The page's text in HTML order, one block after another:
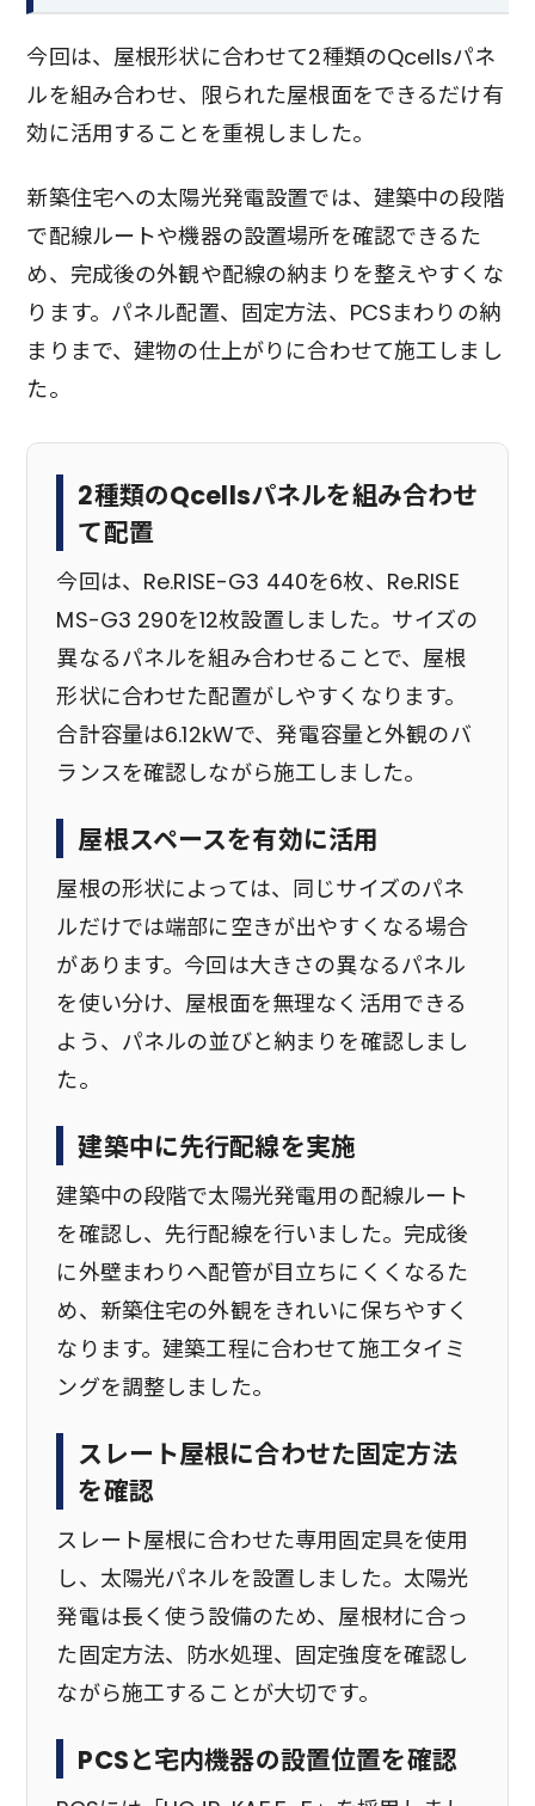
今回は、屋根形状に合わせて2種類のQcellsパネ
ルを組み合わせ、限られた屋根面をできるだけ有
効に活用することを重視しました。
新築住宅への太陽光発電設置では、建築中の段階
で配線ルートや機器の設置場所を確認できるた
め、完成後の外観や配線の納まりを整えやすくな
ります。パネル配置、固定方法、PCSまわりの納
まりまで、建物の仕上がりに合わせて施工しまし
た。
2種類のQcellsパネルを組み合わせ
て配置
今回は、Re.RISE-G3 440を6枚、Re.RISE
MS-G3 290を12枚設置しました。サイズの
異なるパネルを組み合わせることで、屋根
形状に合わせた配置がしやすくなります。
合計容量は6.12kWで、発電容量と外観のバ
ランスを確認しながら施工しました。
屋根スペースを有効に活用
屋根の形状によっては、同じサイズのパネ
ルだけでは端部に空きが出やすくなる場合
があります。今回は大きさの異なるパネル
を使い分け、屋根面を無理なく活用できる
よう、パネルの並びと納まりを確認しまし
た。
建築中に先行配線を実施
建築中の段階で太陽光発電用の配線ルート
を確認し、先行配線を行いました。完成後
に外壁まわりへ配管が目立ちにくくなるた
め、新築住宅の外観をきれいに保ちやすく
なります。建築工程に合わせて施工タイミ
ングを調整しました。
スレート屋根に合わせた固定方法
を確認
スレート屋根に合わせた専用固定具を使用
し、太陽光パネルを設置しました。太陽光
発電は長く使う設備のため、屋根材に合っ
た固定方法、防水処理、固定強度を確認し
ながら施工することが大切です。
PCSと宅内機器の設置位置を確認